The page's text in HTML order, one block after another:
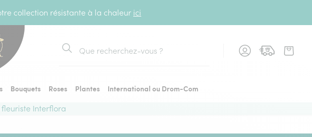
collection résistante à la chaleur ici
Rechercher
Bouquets Roses Plantes
International ou Drom-Com
Interflora